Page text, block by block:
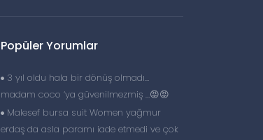
Popüler Yorumlar
3 yıl oldu hala bir dönüş olmadı…
madam coco ‘ya güvenilmezmiş …😡😡
Malesef bursa suit Women yağmur
erdaş da asla paramı iade etmedi ve çok